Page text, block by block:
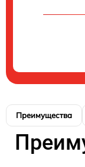
Преимущества